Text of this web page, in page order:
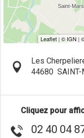
Les
44680 SAINT-
Cliquez pour
02 40 04